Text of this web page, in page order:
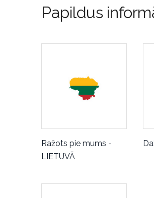
Papildus
Ražots pie mums -
LIETUVĀ